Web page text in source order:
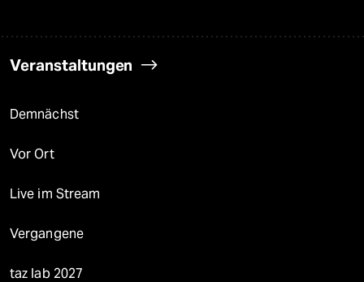
Veranstaltungen
Demnächst
Vor Ort
Live im Stream
Vergangene
taz lab 2027